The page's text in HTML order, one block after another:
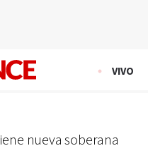
VIVO
nueva soberana